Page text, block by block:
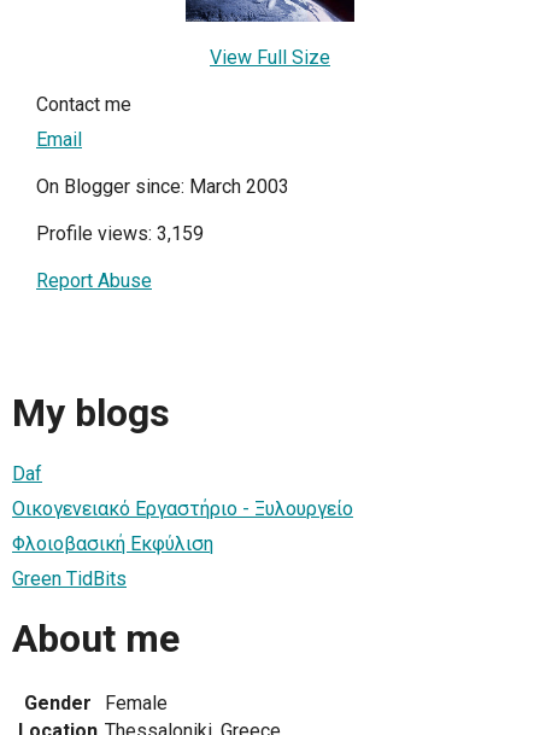
View Full Size
Contact me
Email
On Blogger since: March 2003
Profile views: 3,159
Report Abuse
My blogs
Daf
Οικογενειακό Εργαστήριο - Ξυλουργείο
Φλοιοβασική Εκφύλιση
Green TidBits
About me
Gender
Female